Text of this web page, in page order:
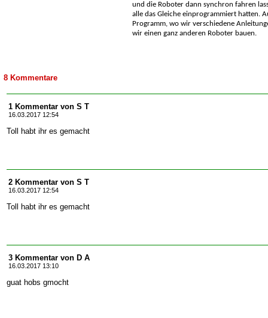
und die Roboter dann synchron fahren
alle das Gleiche einprogrammiert hatten.
Programm, wo wir verschiedene
wir einen ganz anderen Roboter bauen.
8 Kommentare
1 Kommentar von S T
16.03.2017 12:54
Toll habt ihr es gemacht
2 Kommentar von S T
16.03.2017 12:54
Toll habt ihr es gemacht
3 Kommentar von D A
16.03.2017 13:10
guat hobs gmocht